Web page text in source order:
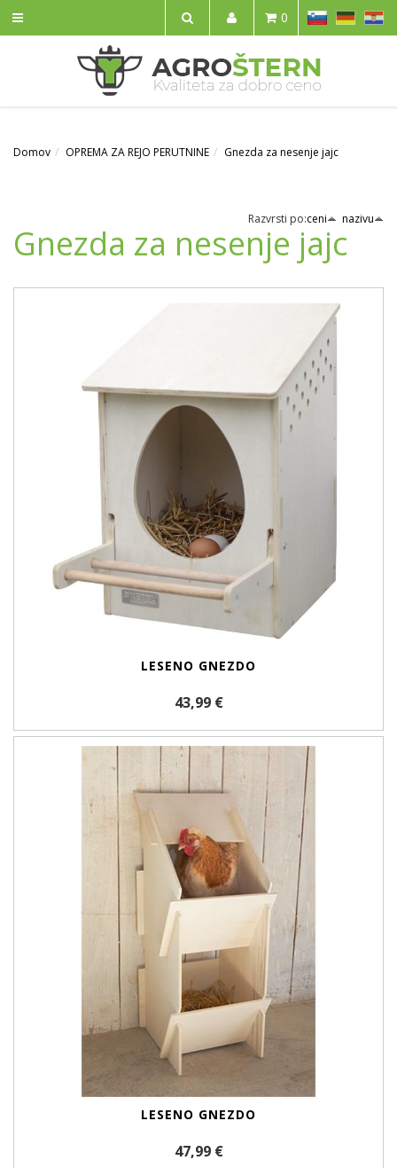
IŠČI
SL HR
0
Domov OPREMA ZA REJO PERUTNINE Gnezda za nesenje jajc
Razvrsti po:ceni nazivu
Gnezda za nesenje jajc
LESENO GNEZDO
43,99 €
LESENO GNEZDO
47,99 €